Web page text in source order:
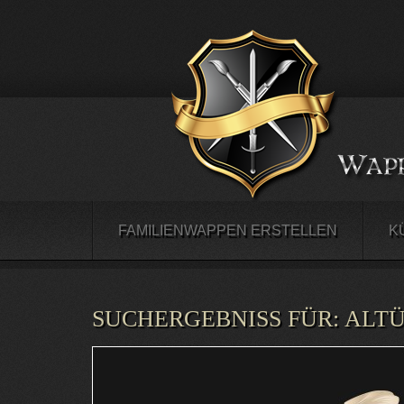
FAMILIENWAPPEN ERSTELLEN
SUCHERGEBNISS FÜR: